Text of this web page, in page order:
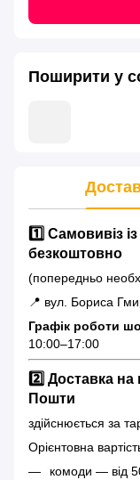
Поширити у
1️⃣ Самовивіз
безкоштовно
(попередньо
📍 вул. Бориса
Графік роботи
10:00–17:00
2️⃣ Доставка на
Пошти
здійснюється за
Орієнтовна
комоди — від